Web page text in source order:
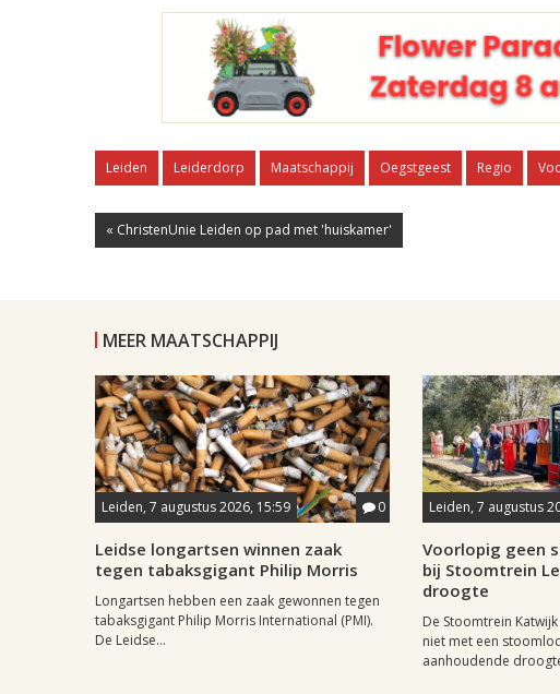
Leiden Leiderdorp Maatschappij Oegstgeest Regio
« ChristenUnie Leiden op pad met 'huiskamer'
MEER MAATSCHAPPIJ
Leiden, 7 augustus 2026, 15:59 0
Leidse longartsen winnen zaak
tegen tabaksgigant Philip Morris
Longartsen hebben een zaak gewonnen tegen
tabaksgigant Philip Morris International (PMI).
De Leidse...
Leiden, 7 augustus
Voorlopig geen
bij Stoomtrein
droogte
De Stoomtrein
niet met een
aanhoudende